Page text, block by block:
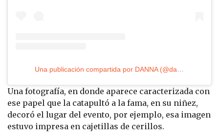
Una publicación compartida por DANNA (@danna)
Una fotografía, en donde aparece caracterizada con
ese papel que la catapultó a la fama, en su niñez,
decoró el lugar del evento, por ejemplo, esa imagen
estuvo impresa en cajetillas de cerillos.